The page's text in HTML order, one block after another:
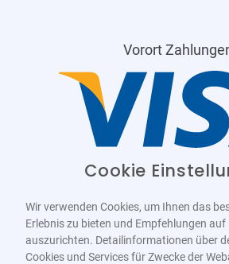
Vorort
Cookie
Wir verwenden Cookies, um Ihnen das
Erlebnis zu bieten und Empfehlungen auf
auszurichten. Detailinformationen über
Cookies und Services für Zwecke der